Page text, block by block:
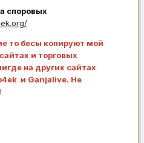
споровых
то бесы копируют мой
и торговых
на других сайтах
и Ganjalive. Не